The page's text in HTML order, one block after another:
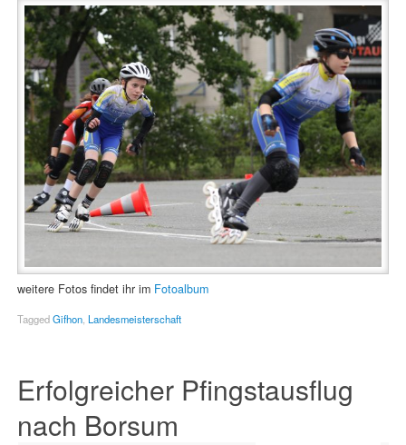
weitere Fotos findet ihr im Fotoalbum
TaggedGifhon, Landesmeisterschaft
Erfolgreicher Pfingstausflug
nach Borsum